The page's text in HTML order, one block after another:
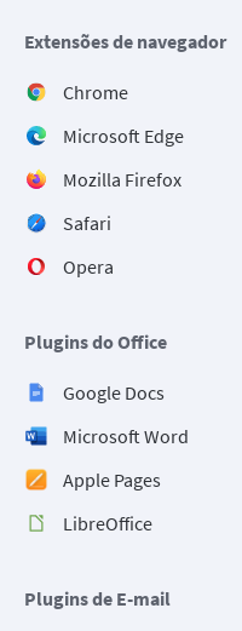
Extensões de navegador
Chrome
Microsoft Edge
Mozilla Firefox
Safari
Opera
Plugins do Office
Google Docs
Microsoft Word
Apple Pages
LibreOffice
Plugins de E-mail